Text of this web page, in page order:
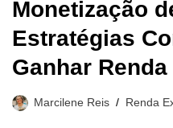
Monetização
Estratégias
Ganhar Renda
Marcilene Reis Renda